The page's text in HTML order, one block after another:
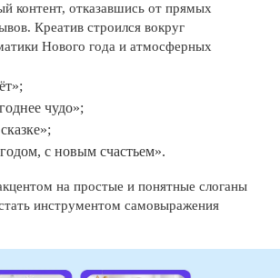
контент, отказавшись от прямых
Креатив строился вокруг
Нового года и атмосферных
чудо»;
с новым счастьем».
на простые и понятные слоганы
инструментом самовыражения